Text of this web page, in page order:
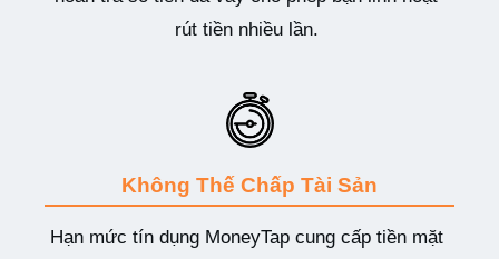
rút tiền nhiều lần.
Không Thế Chấp Tài Sản
Hạn mức tín dụng MoneyTap cung cấp tiền mặt